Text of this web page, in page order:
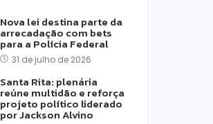
Nova lei destina parte da
arrecadação com bets
para a Polícia Federal
31 de julho de 2026
Santa Rita: plenária
reúne multidão e reforça
projeto político liderado
por Jackson Alvino